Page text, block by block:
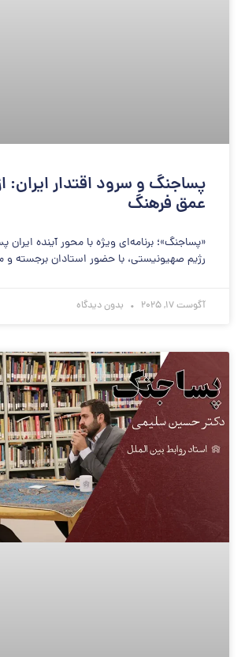
پساجنگ و سرود اقتدار ایران: از
عمق فرهنگ
«پساجنگ»؛ برنامه‌ای ویژه با محور آینده ایران
رژیم صهیونیستی، با حضور استادان برجسته و
آگوست 17, 2025 بدون دیدگاه